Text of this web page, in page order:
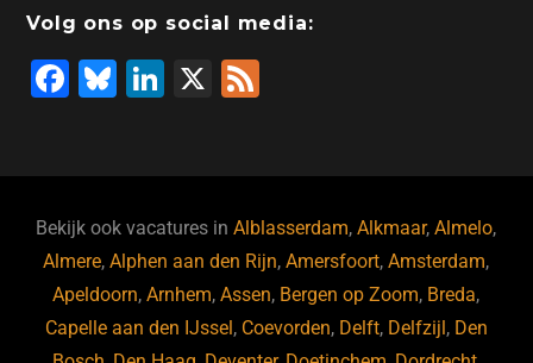
Volg ons op social media:
F
b
o
o
k
Bl
ky
Li
dI
n
X
Bekijk ook vacatures inAlblasserdam,Alkmaar,Almelo,
Almere,Alphen aan den Rijn,Amersfoort,Amsterdam,
Apeldoorn,Arnhem,Assen, Bergen op Zoom, Breda,
Capelle aan den IJssel, Coevorden, Delft, Delfzijl, Den